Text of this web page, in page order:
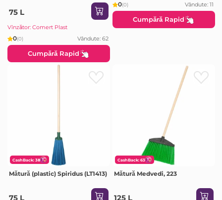
75 L
Vînzător: Comert Plast
0(0) Vândute: 62
Cumpără Rapid
0(0) Vândute: 11
Cumpără Rapid
CashBack: 38
Mătură (plastic) Spiridus (LT1413)
75 L
CashBack: 63
Mătură Medvedi, 223
125 L